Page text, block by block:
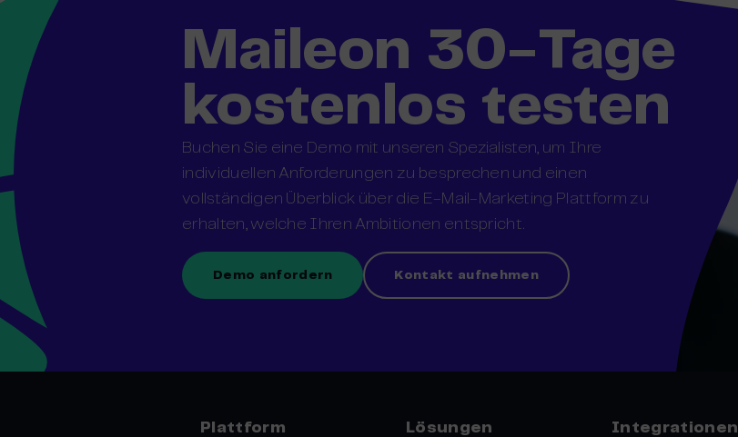
Maileon 30-Tage
kostenlos testen
Buchen Sie eine Demo mit unseren Spezialisten, um Ihre
individuellen Anforderungen zu besprechen und einen
vollständigen Überblick über die E-Mail-Marketing Plattform zu
erhalten, welche Ihren Ambitionen entspricht.
Demo anfordern Kontakt aufnehmen
Plattform Lösungen Integrationen